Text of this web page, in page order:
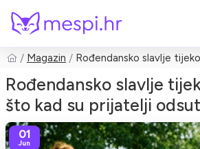
Pretraži
Magazin Rođendansko slavlje
Rođendansko slavlje
što kad su prijatelji
01
Jun